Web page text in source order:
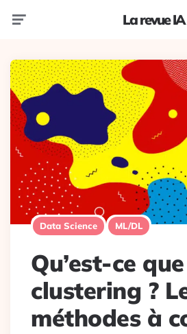
La revue IA
Data Science ML/DL
Qu’est-ce
clustering ?
méthodes à